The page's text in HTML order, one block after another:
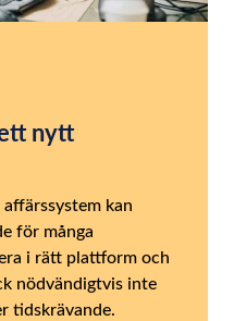
nytt
kan
för många
i rätt plattform och
nödvändigtvis inte
tidskrävande.